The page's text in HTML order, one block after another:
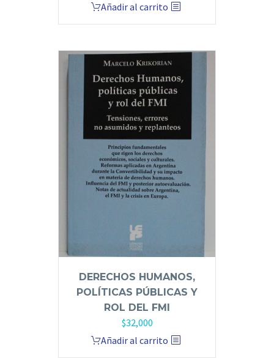
Añadir al carrito
DERECHOS HUMANOS,
POLÍTICAS PÚBLICAS Y
ROL DEL FMI
$32,000
Añadir al carrito